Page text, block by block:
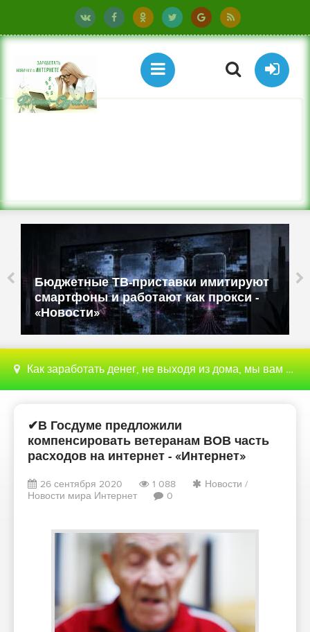
Бюджетные ТВ-приставки имитируют
смартфоны и работают как прокси -
«Новости»
Как заработать денег, не выходя из дома, мы вам поможем с этим разобраться
✔В Госдуме предложили
компенсировать ветеранам ВОВ часть
расходов на интернет - «Интернет»
26 сентября 2020 1 088 Новости /
Новости мира Интернет
0